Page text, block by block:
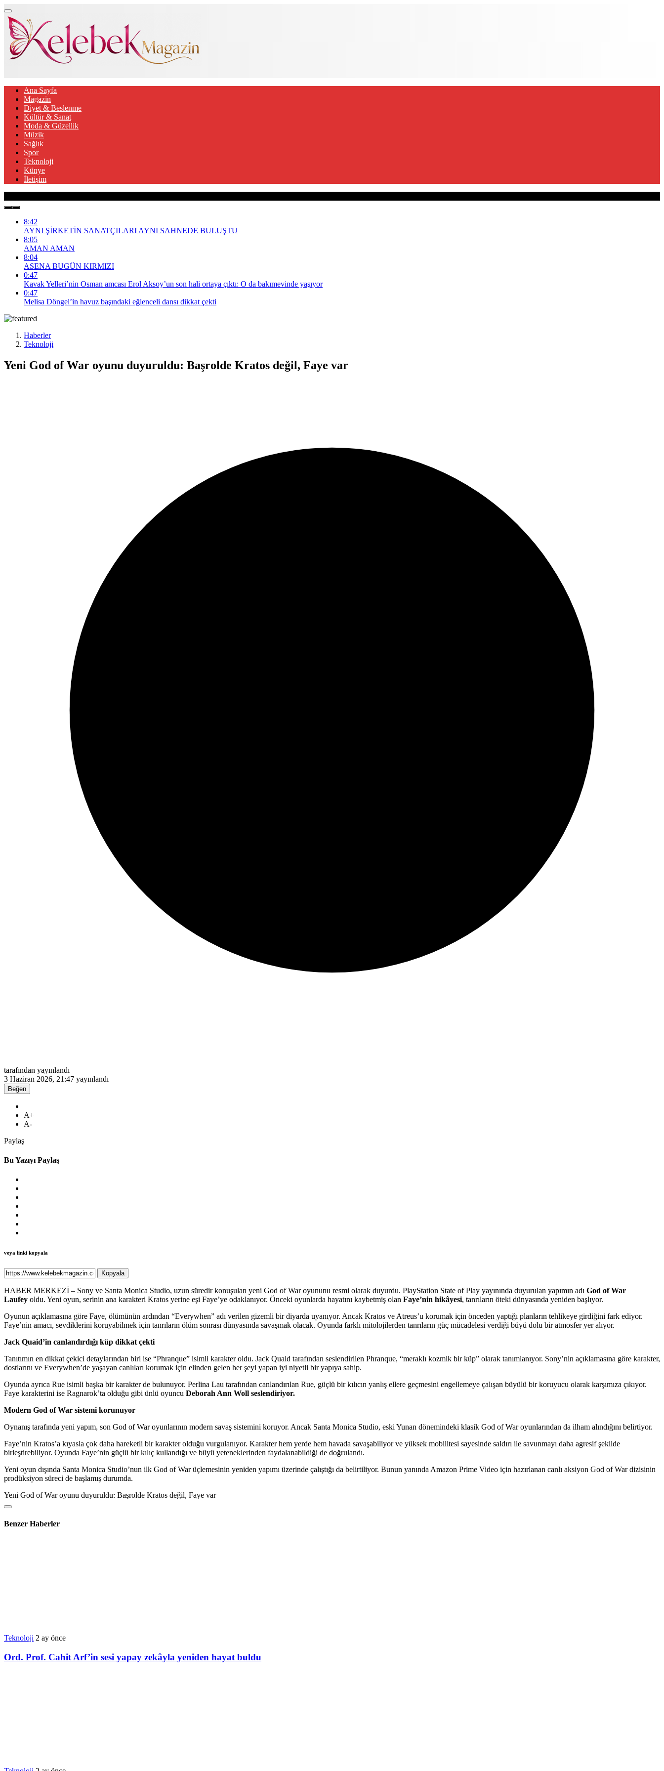
Ana Sayfa
Magazin
Diyet & Beslenme
Kültür & Sanat
Moda & Güzellik
Müzik
Sağlık
Spor
Teknoloji
Künye
İletişim
8:42
AYNI ŞİRKETİN SANATÇILARI AYNI SAHNEDE BULUŞTU
8:05
AMAN AMAN
8:04
ASENA BUGÜN KIRMIZI
0:47
Kavak Yelleri’nin Osman amcası Erol Aksoy’un son hali ortaya çıktı: O da bakımevinde yaşıyor
0:47
Melisa Döngel’in havuz başındaki eğlenceli dansı dikkat çekti
Haberler
Teknoloji
Yeni God of War oyunu duyuruldu: Başrolde Kratos değil, Faye var
tarafından yayınlandı
3 Haziran 2026, 21:47 yayınlandı
Beğen
A+
A-
Paylaş
Bu Yazıyı Paylaş
veya linki kopyala
Kopyala
HABER MERKEZİ – Sony ve Santa Monica Studio, uzun süredir konuşulan yeni God of War oyununu resmi olarak duyurdu. PlayStation State of Play yayınında duyurulan yapımın adı God of War
Laufey oldu. Yeni oyun, serinin ana karakteri Kratos yerine eşi Faye’ye odaklanıyor. Önceki oyunlarda hayatını kaybetmiş olan Faye’nin hikâyesi, tanrıların öteki dünyasında yeniden başlıyor.
Oyunun açıklamasına göre Faye, ölümünün ardından “Everywhen” adı verilen gizemli bir diyarda uyanıyor. Ancak Kratos ve Atreus’u korumak için önceden yaptığı planların tehlikeye girdiğini fark ediyor.
Faye’nin amacı, sevdiklerini koruyabilmek için tanrıların ölüm sonrası dünyasında savaşmak olacak. Oyunda farklı mitolojilerden tanrıların güç mücadelesi verdiği büyü dolu bir atmosfer yer alıyor.
Jack Quaid’in canlandırdığı küp dikkat çekti
Tanıtımın en dikkat çekici detaylarından biri ise “Phranque” isimli karakter oldu. Jack Quaid tarafından seslendirilen Phranque, “meraklı kozmik bir küp” olarak tanımlanıyor. Sony’nin açıklamasına göre karakter,
dostlarını ve Everywhen’de yaşayan canlıları korumak için elinden gelen her şeyi yapan iyi niyetli bir yapıya sahip.
Oyunda ayrıca Rue isimli başka bir karakter de bulunuyor. Perlina Lau tarafından canlandırılan Rue, güçlü bir kılıcın yanlış ellere geçmesini engellemeye çalışan büyülü bir koruyucu olarak karşımıza çıkıyor.
Faye karakterini ise Ragnarok’ta olduğu gibi ünlü oyuncu Deborah Ann Woll seslendiriyor.
Modern God of War sistemi korunuyor
Oynanış tarafında yeni yapım, son God of War oyunlarının modern savaş sistemini koruyor. Ancak Santa Monica Studio, eski Yunan dönemindeki klasik God of War oyunlarından da ilham alındığını belirtiyor.
Faye’nin Kratos’a kıyasla çok daha hareketli bir karakter olduğu vurgulanıyor. Karakter hem yerde hem havada savaşabiliyor ve yüksek mobilitesi sayesinde saldırı ile savunmayı daha agresif şekilde
birleştirebiliyor. Oyunda Faye’nin güçlü bir kılıç kullandığı ve büyü yeteneklerinden faydalanabildiği de doğrulandı.
Yeni oyun dışında Santa Monica Studio’nun ilk God of War üçlemesinin yeniden yapımı üzerinde çalıştığı da belirtiliyor. Bunun yanında Amazon Prime Video için hazırlanan canlı aksiyon God of War dizisinin
prodüksiyon süreci de başlamış durumda.
Yeni God of War oyunu duyuruldu: Başrolde Kratos değil, Faye var
Benzer Haberler
Teknoloji 2 ay önce
Ord. Prof. Cahit Arf’in sesi yapay zekâyla yeniden hayat buldu